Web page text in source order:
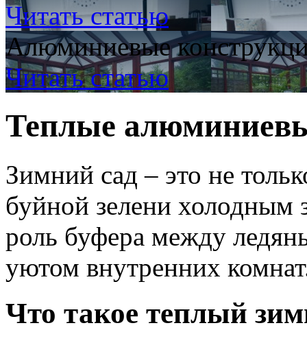
Читать статью
Алюминиевые
Читать статью
Теплые
Зимний сад – это не
буйной зелени
роль буфера между
уютом внутренних
Что такое теплый